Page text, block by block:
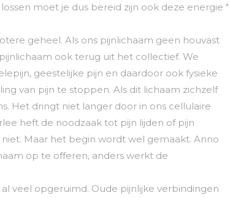
moet je dus bereid zijn ook deze energie "
geheel. Als ons pijnlichaam geen houvast
ook terug uit het collectief. We
geestelijke pijn en daardoor ook fysieke
van pijn te stoppen. Als dit lichaam zichzelf
Het dringt niet langer door in ons cellulaire
heft de noodzaak tot pijn lijden of pijn
Maar het begin wordt wel gemaakt. Anno
op te offeren, anders werkt de
veel opgeruimd. Oude pijnlijke verbindingen